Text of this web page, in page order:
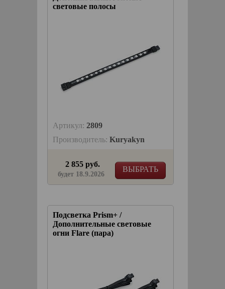
световые полосы
Артикул: 2809
Производитель: Kuryakyn
ВЫБРАТЬ
2 855 руб.
будет 18.9.2026
Подсветка Prism+ /
Дополнительные световые
огни Flare (пара)